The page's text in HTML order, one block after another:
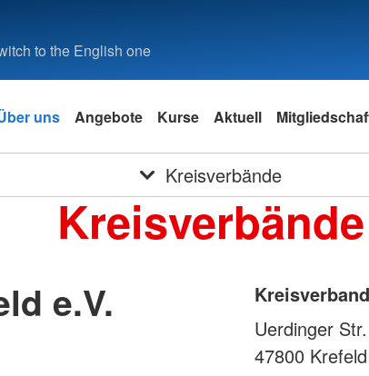
to the English one
uns Angebote Kurse Aktuell
Kreisverbände
Kreisverbände
e.V.
Uerdinger
47800 Krefeld